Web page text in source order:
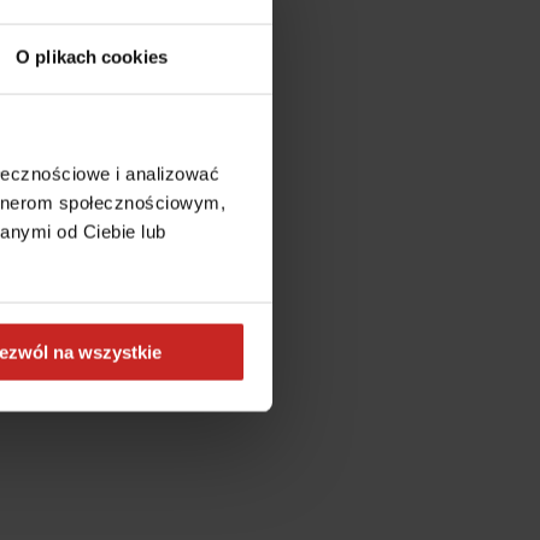
O plikach cookies
i analizować
społecznościowym,
od Ciebie lub
na wszystkie
information).